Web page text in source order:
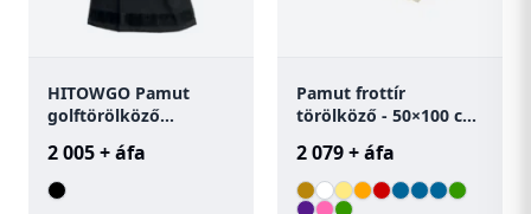
HITOWGO Pamut
golftörölköző
2 005 + áfa
Pamut frottír
törölköző - 50×100 cm
2 079 + áfa